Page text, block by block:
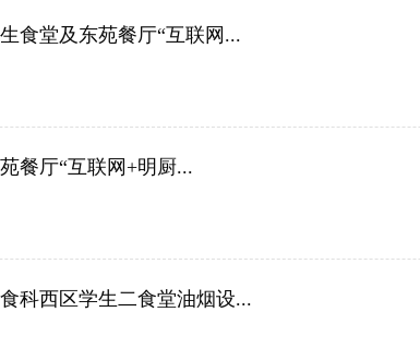
食堂及东苑餐厅“互联网...
餐厅“互联网+明厨...
科西区学生二食堂油烟设...